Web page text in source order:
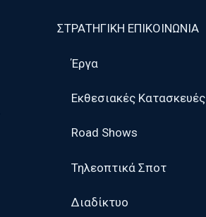
ΣΤΡΑΤΗΓΙΚΗ ΕΠΙΚΟΙΝΩΝΙΑ
Έργα
Εκθεσιακές Κατασκευές
Road Shows
Τηλεοπτικά Σποτ
Διαδίκτυο